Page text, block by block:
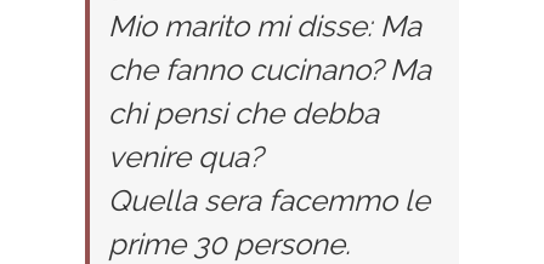
Mio marito mi disse: Ma
che fanno cucinano? Ma
chi pensi che debba
venire qua?
Quella sera facemmo le
prime 30 persone.